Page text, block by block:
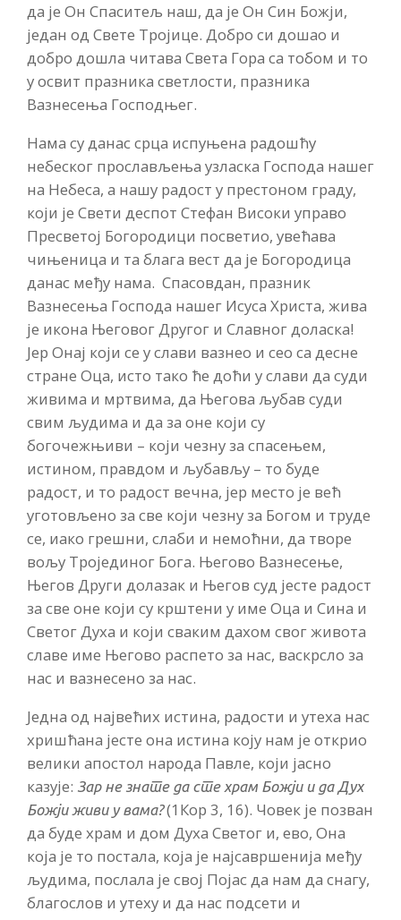
да је Он Спаситељ наш, да је Он Син Божји,
један од Свете Тројице. Добро си дошао и
добро дошла читава Света Гора са тобом и то
у освит празника светлости, празника
Вазнесења Господњег.
Нама су данас срца испуњена радошћу
небеског прослављења узласка Господа нашег
на Небеса, а нашу радост у престоном граду,
који је Свети деспот Стефан Високи управо
Пресветој Богородици посветио, увећава
чињеница и та блага вест да је Богородица
данас међу нама. Спасовдан, празник
Вазнесења Господа нашег Исуса Христа, жива
је икона Његовог Другог и Славног доласка!
Јер Онај који се у слави вазнео и сео са десне
стране Оца, исто тако ће доћи у слави да суди
живима и мртвима, да Његова љубав суди
свим људима и да за оне који су
богочежњиви – који чезну за спасењем,
истином, правдом и љубављу – то буде
радост, и то радост вечна, јер место је већ
уготовљено за све који чезну за Богом и труде
се, иако грешни, слаби и немоћни, да творе
вољу Тројединог Бога. Његово Вазнесење,
Његов Други долазак и Његов суд јесте радост
за све оне који су крштени у име Оца и Сина и
Светог Духа и који сваким дахом свог живота
славе име Његово распето за нас, васкрсло за
нас и вазнесено за нас.
Једна од највећих истина, радости и утеха нас
хришћана јесте она истина коју нам је открио
велики апостол народа Павле, који јасно
казује: Зар не знате да сте храм Божји и да Дух
Божји живи у вама?(1Кор 3, 16). Човек је позван
да буде храм и дом Духа Светог и, ево, Она
која је то постала, која је најсавршенија међу
људима, послала је свој Појас да нам да снагу,
благослов и утеху и да нас подсети и